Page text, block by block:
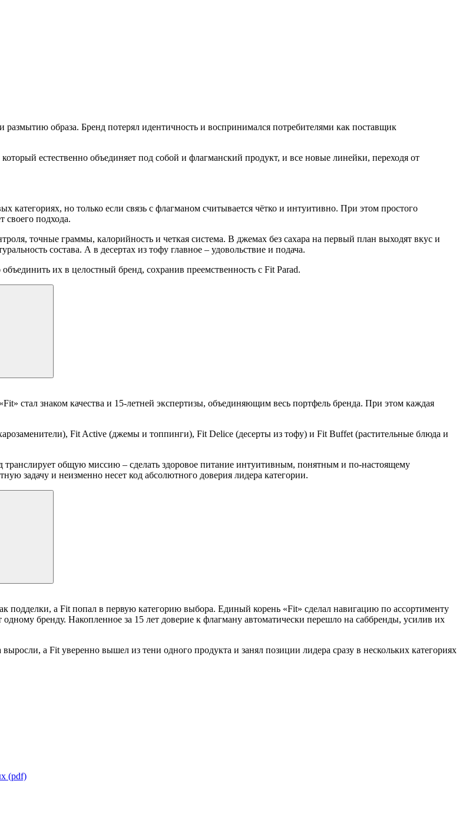
образа. Бренд потерял идентичность и воспринимался потребителями как поставщик
естественно объединяет под собой и флагманский продукт, и все новые линейки, переходя от
категориях, но только если связь с флагманом считывается чётко и интуитивно. При этом простого
своего подхода.
точные граммы, калорийность и четкая система. В джемах без сахара на первый план выходят вкус и
состава. А в десертах из тофу главное – удовольствие и подача.
их в целостный бренд, сохранив преемственность с Fit Parad.
стал знаком качества и 15-летней экспертизы, объединяющим весь портфель бренда. При этом каждая
Fit Active (джемы и топпинги), Fit Delice (десерты из тофу) и Fit Buffet (растительные блюда и
транслирует общую миссию – сделать здоровое питание интуитивным, понятным и по-настоящему
задачу и неизменно несет код абсолютного доверия лидера категории.
подделки, а Fit попал в первую категорию выбора. Единый корень «Fit» сделал навигацию по ассортименту
бренду. Накопленное за 15 лет доверие к флагману автоматически перешло на саббренды, усилив их
а Fit уверенно вышел из тени одного продукта и занял позиции лидера сразу в нескольких категориях
(pdf)